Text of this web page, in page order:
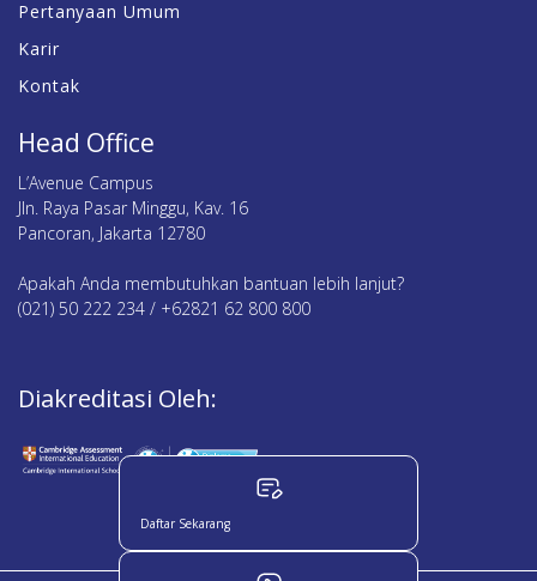
Pertanyaan Umum
Karir
Kontak
Head Office
L’Avenue Campus
Jln. Raya Pasar Minggu, Kav. 16
Pancoran, Jakarta 12780
Apakah Anda membutuhkan bantuan lebih lanjut?
(021) 50 222 234 / +62821 62 800 800
Diakreditasi Oleh:
Daftar Sekarang